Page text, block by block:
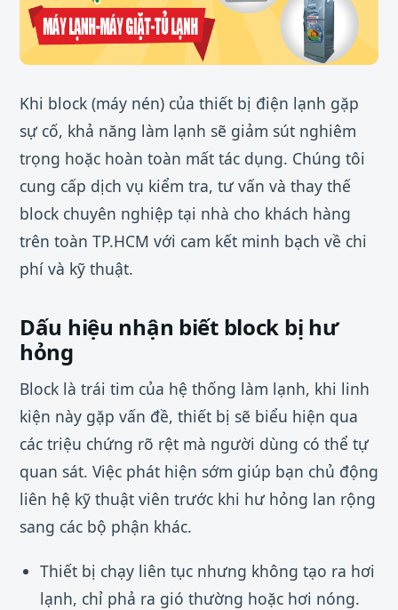
Khi block (máy nén) của thiết bị điện lạnh gặp
sự cố, khả năng làm lạnh sẽ giảm sút nghiêm
trọng hoặc hoàn toàn mất tác dụng. Chúng tôi
cung cấp dịch vụ kiểm tra, tư vấn và thay thế
block chuyên nghiệp tại nhà cho khách hàng
trên toàn TP.HCM với cam kết minh bạch về chi
phí và kỹ thuật.
Dấu hiệu nhận biết block bị hư
hỏng
Block là trái tim của hệ thống làm lạnh, khi linh
kiện này gặp vấn đề, thiết bị sẽ biểu hiện qua
các triệu chứng rõ rệt mà người dùng có thể tự
quan sát. Việc phát hiện sớm giúp bạn chủ động
liên hệ kỹ thuật viên trước khi hư hỏng lan rộng
sang các bộ phận khác.
Thiết bị chạy liên tục nhưng không tạo ra hơi
lạnh, chỉ phả ra gió thường hoặc hơi nóng.